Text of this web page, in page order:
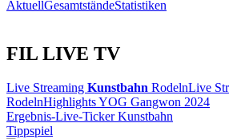
AktuellGesamtständeStatistiken
FIL LIVE TV
Live Streaming Kunstbahn RodelnLive
RodelnHighlights YOG Gangwon 2024
Ergebnis-Live-Ticker Kunstbahn
Tippspiel